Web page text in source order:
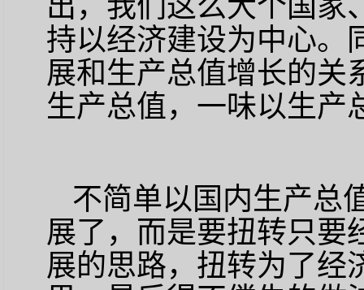
出，我们这么大个国家
持以经济建设为中心。
展和生产总值增长的关
生产总值，一味以生产
不简单以国内生产总
展了，而是要扭转只要
展的思路，扭转为了经